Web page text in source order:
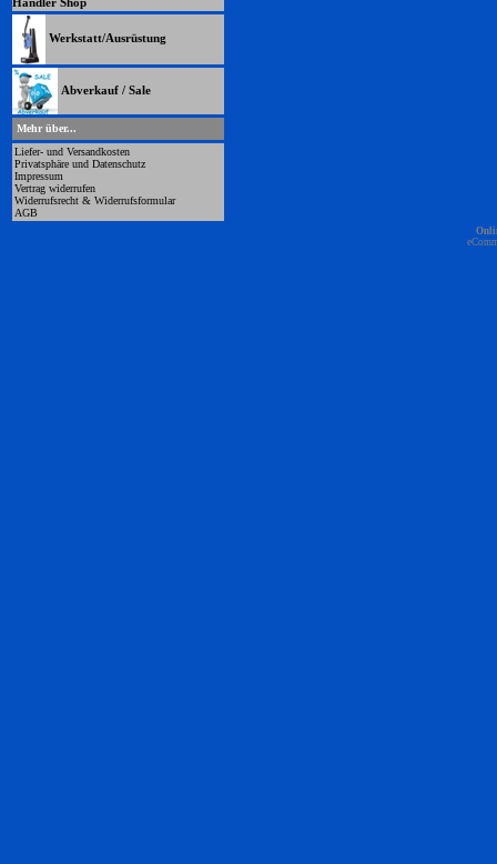
Werkstatt/Ausrüstung
Abverkauf / Sale
Mehr über...
Liefer- und Versandkosten
Privatsphäre und Datenschutz
Impressum
Vertrag widerrufen
Widerrufsrecht & Widerrufsformular
AGB